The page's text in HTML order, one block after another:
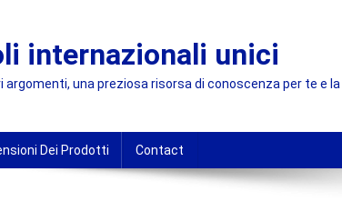
internazionali unici
argomenti, una preziosa risorsa di conoscenza per te e
Dei Prodotti Contact